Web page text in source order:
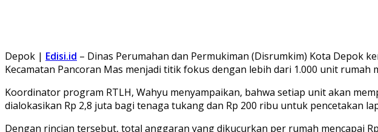
Depok | Edisi.id – Dinas Perumahan dan Permukiman (Disrumkim) Kota Depok
Kecamatan Pancoran Mas menjadi titik fokus dengan lebih dari 1.000 unit rumah
Koordinator program RTLH, Wahyu menyampaikan, bahwa setiap unit akan
dialokasikan Rp 2,8 juta bagi tenaga tukang dan Rp 200 ribu untuk pencetakan
Dengan rincian tersebut, total anggaran yang dikucurkan per rumah mencapai